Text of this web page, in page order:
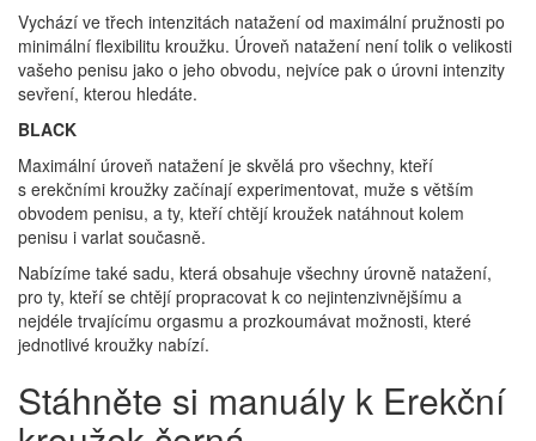
Vychází ve třech intenzitách natažení od maximální pružnosti po
minimální flexibilitu kroužku. Úroveň natažení není tolik o velikosti
vašeho penisu jako o jeho obvodu, nejvíce pak o úrovni intenzity
sevření, kterou hledáte.
BLACK
Maximální úroveň natažení je skvělá pro všechny, kteří
s erekčními kroužky začínají experimentovat, muže s větším
obvodem penisu, a ty, kteří chtějí kroužek natáhnout kolem
penisu i varlat současně.
Nabízíme také sadu, která obsahuje všechny úrovně natažení,
pro ty, kteří se chtějí propracovat k co nejintenzivnějšímu a
nejdéle trvajícímu orgasmu a prozkoumávat možnosti, které
jednotlivé kroužky nabízí.
Stáhněte si manuály k Erekční